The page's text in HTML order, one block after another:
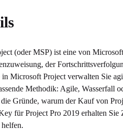
(oder MSP) ist eine von
der
Microsoft Project verwalten Sie
Methodik: Agile, Wasserfall
Gründe, warum der Kauf von
für Project Pro 2019 erhalten